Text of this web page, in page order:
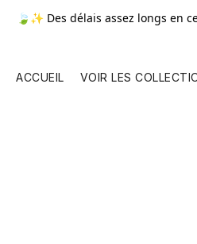
🍃✨ Des délais assez longs en
ACCUEIL VOIR LES